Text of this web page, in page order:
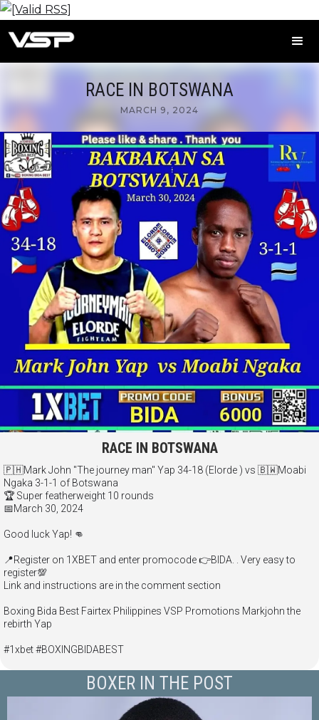
RACE IN BOTSWANA
MARCH 9, 2024
RACE IN BOTSWANA
🇵🇭Mark John "The journey man" Yap 34-18 (Elorde ) vs 🇧🇼Moabi
Ngaka 3-1-1 of Botswana
🏆 Super featherweight 10 rounds
📅March 30, 2024
Good luck Yap! 👊
📍Register on 1XBET and enter promocode 👉BIDA. . Very easy to
register💯
Link and instructions are in the comment section
Boxing Bida Best Fairtex Philippines VSP Promotions Markjohn the
rebirth Yap
#1xbet #BOXINGBIDABEST
BOXER IN THE POST